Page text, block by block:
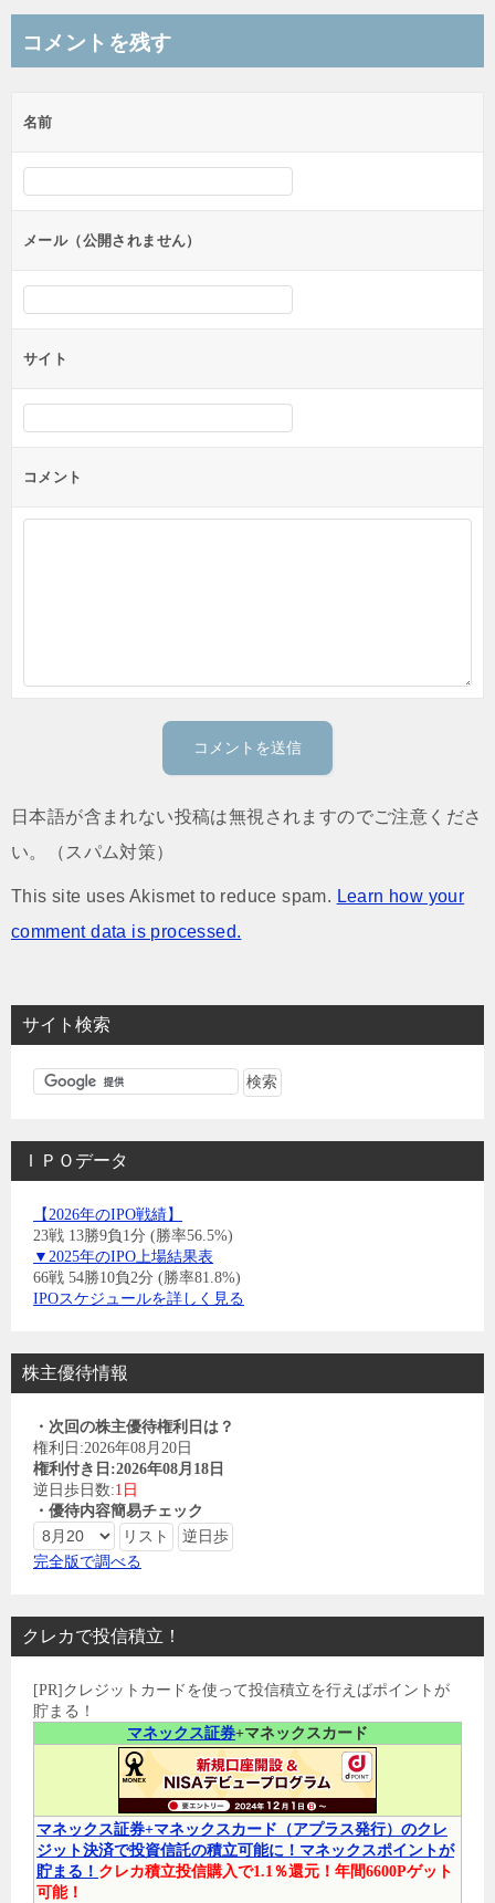
コメントを残す
名前
メール（公開されません）
サイト
コメント
日本語が含まれない投稿は無視されますのでご注意くださ
い。（スパム対策）
This site uses Akismet to reduce spam. Learn how your
comment data is processed.
サイト検索
ＩＰＯデータ
【2026年のIPO戦績】
23戦 13勝9負1分 (勝率56.5%)
▼2025年のIPO上場結果表
66戦 54勝10負2分 (勝率81.8%)
IPOスケジュールを詳しく見る
株主優待情報
・次回の株主優待権利日は？
権利日:2026年08月20日
権利付き日:2026年08月18日
逆日歩日数:1日
・優待内容簡易チェック
完全版で調べる
クレカで投信積立！
[PR]クレジットカードを使って投信積立を行えばポイントが
貯まる！
マネックス証券+マネックスカード
マネックス証券+マネックスカード（アプラス発行）のクレ
ジット決済で投資信託の積立可能に！マネックスポイントが
貯まる！ クレカ積立投信購入で1.1％還元！年間6600Pゲット
可能！